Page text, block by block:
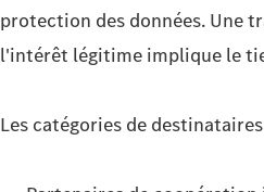
protection des données. Une
l'intérêt légitime implique le
Les catégories de